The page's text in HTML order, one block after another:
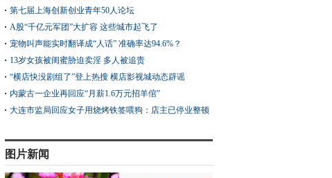
第七届上海创新创业青年50人论坛
A股“千亿元军团”大扩容 这些城市起飞了
宠物叫声能实时翻译成“人话” 准确率达94.6%？
13岁女孩被闺蜜胁迫卖淫 多人被追责
“横店快没剧组了”登上热搜 横店影视城动态辟谣
内蒙古一企业再回应“月薪1.6万元招羊倌”
大连市监局回应女子用烧烤铁签喂狗：店主已停业整顿
图片新闻